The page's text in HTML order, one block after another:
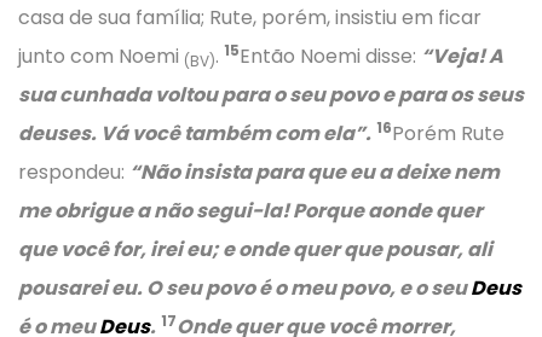
casa de sua família; Rute, porém, insistiu em ficar
junto com Noemi (BV). 15Então Noemi disse: “Veja! A
sua cunhada voltou para o seu povo e para os seus
deuses. Vá você também com ela”. 16Porém Rute
respondeu: “Não insista para que eu a deixe nem
me obrigue a não segui-la! Porque aonde quer
que você for, irei eu; e onde quer que pousar, ali
pousarei eu. O seu povo é o meu povo, e o seuDeus
é o meuDeus. 17Onde quer que você morrer,